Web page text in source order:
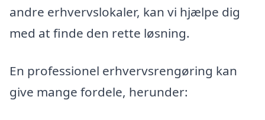
andre erhvervslokaler, kan vi hjælpe dig
med at finde den rette løsning.
En professionel erhvervsrengøring kan
give mange fordele, herunder: